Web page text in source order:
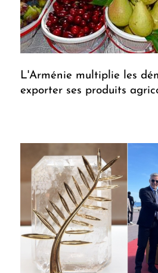
L'Arménie multiplie les
exporter ses produits